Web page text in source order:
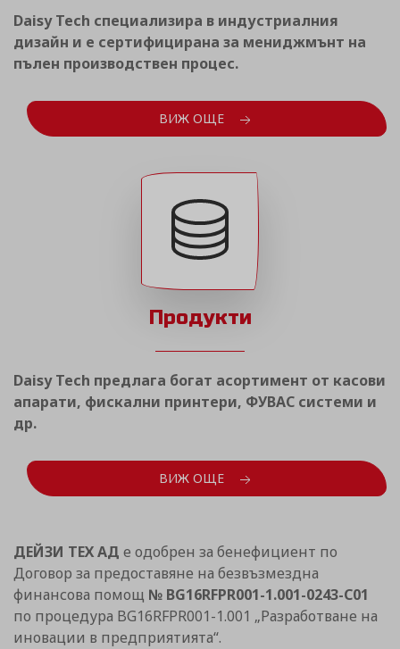
Daisy Tech специализира в индустриалния
дизайн и е сертифицирана за мениджмънт на
пълен производствен процес.
ВИЖ ОЩЕ
Продукти
Daisy Tech предлага богат асортимент от касови
апарати, фискални принтери, ФУВАС системи и
др.
ВИЖ ОЩЕ
ДЕЙЗИ ТЕХ АД е одобрен за бенефициент по
Договор за предоставяне на безвъзмездна
финансова помощ № BG16RFPR001-1.001-0243-C01
по процедура BG16RFPR001-1.001 „Разработване на
иновации в предприятията“.